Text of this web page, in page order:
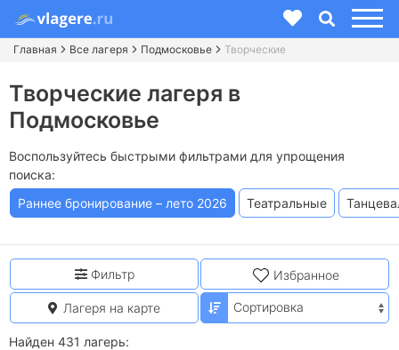
Главная Все лагеря Подмосковье Творческие
Творческие лагеря в
Подмосковье
Воспользуйтесь быстрыми фильтрами для упрощения
поиска:
Раннее бронирование – лето 2026
Театральные
Найден 431 лагерь:
Фильтр Избранное
Лагеря на карте